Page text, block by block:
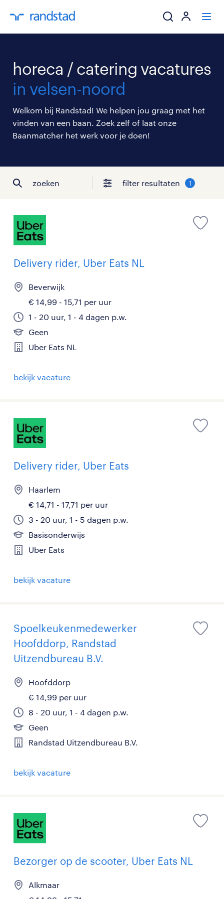
mijn carrière
over randstad
horeca / catering vacatures
in velsen-noord
Welkom bij Randstad! We helpen jou graag met het
vinden van een baan. Zoek zelf of laat onze
Baanmatcher het werk voor je doen!
zoeken filter resultaten 1
Delivery rider, Uber Eats NL
Beverwijk
€ 14,99 - 15,71 per uur
1 - 20 uur, 1 - 4 dagen p.w.
Geen
Uber Eats NL
bekijk vacature
Delivery rider, Uber Eats
Haarlem
€ 14,71 - 17,71 per uur
3 - 20 uur, 1 - 5 dagen p.w.
Basisonderwijs
Uber Eats
bekijk vacature
Spoelkeukenmedewerker
Hoofddorp, Randstad
Uitzendbureau B.V.
Hoofddorp
€ 14,99 per uur
8 - 20 uur, 1 - 4 dagen p.w.
Geen
Randstad Uitzendbureau B.V.
bekijk vacature
Bezorger op de scooter, Uber Eats NL
Alkmaar